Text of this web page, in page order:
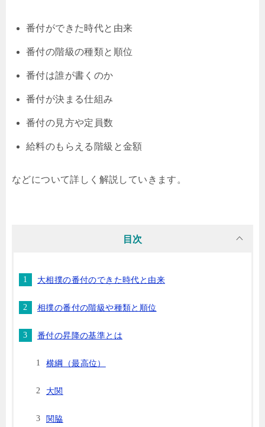
番付ができた時代と由来
番付の階級の種類と順位
番付は誰が書くのか
番付が決まる仕組み
番付の見方や定員数
給料のもらえる階級と金額
などについて詳しく解説していきます。
目次
大相撲の番付のできた時代と由来
相撲の番付の階級や種類と順位
番付の昇降の基準とは
横綱（最高位）
大関
関脇